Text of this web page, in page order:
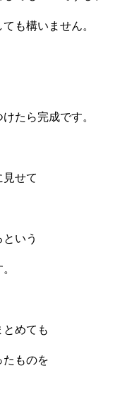
も構いません。
たら完成です。
せて
いう
めても
たものを